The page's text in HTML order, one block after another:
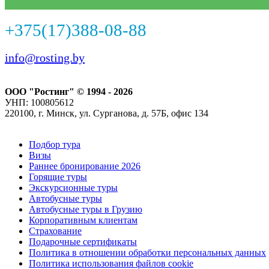
+375(17)388-08-88
info@rosting.by
ООО "Ростинг" © 1994 - 2026
УНП: 100805612
220100, г. Минск, ул. Сурганова, д. 57Б, офис 134
Подбор тура
Визы
Раннее бронирование 2026
Горящие туры
Экскурсионные туры
Автобусные туры
Автобусные туры в Грузию
Корпоративным клиентам
Страхование
Подарочные сертификаты
Политика в отношении обработки персональных данных
Политика использования файлов cookie